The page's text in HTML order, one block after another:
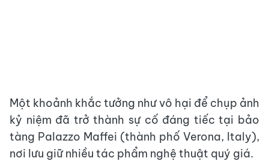
Một khoảnh khắc tưởng như vô hại để chụp ảnh
kỷ niệm đã trở thành sự cố đáng tiếc tại bảo
tàng Palazzo Maffei (thành phố Verona, Italy),
nơi lưu giữ nhiều tác phẩm nghệ thuật quý giá.